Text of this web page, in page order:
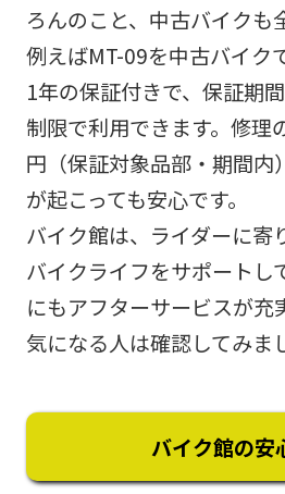
ろんのこと、中古バイクも
例えばMT-09を中古バイク
1年の保証付きで、保証期
制限で利用できます。修理
円（保証対象品部・期間内
が起こっても安心です。
バイク館は、ライダーに寄
バイクライフをサポートし
にもアフターサービスが充
気になる人は確認してみま
バイク館の安